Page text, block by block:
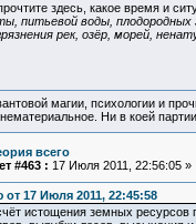
здесь, какое время и
питьевой воды,
рек, озёр, морей,
магии, психологии и
Ни в коей
всего
#463 : 17 Июля 2011, 22:56:05 »
от 17 Июля 2011, 22:45:58
истощения земных ресурсов